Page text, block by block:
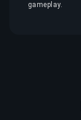
gameplay.